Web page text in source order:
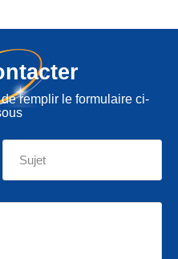
remplir le formulaire ci-